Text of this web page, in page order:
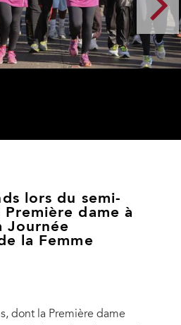
lors du semi-
dame à
Journée
la Femme
dont la Première dame